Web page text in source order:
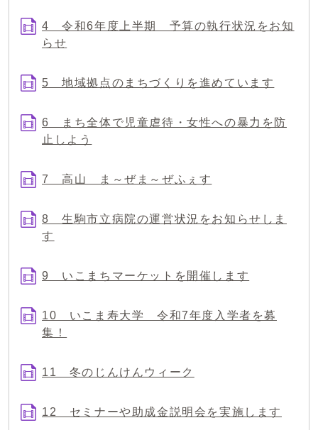
4 令和6年度上半期 予算の執行状況をお知
らせ
5 地域拠点のまちづくりを進めています
6 まち全体で児童虐待・女性への暴力を防
止しよう
7 高山 ま～ぜま～ぜふぇす
8 生駒市立病院の運営状況をお知らせしま
す
9 いこまちマーケットを開催します
10 いこま寿大学 令和7年度入学者を募
集！
11 冬のじんけんウィーク
12 セミナーや助成金説明会を実施します